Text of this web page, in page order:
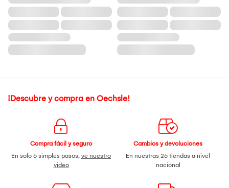
¡Descubre y compra en Oechsle!
Compra fácil y seguro
En solo 6 simples pasos, ve nuestro
video
Cambios y devoluciones
En nuestras 26 tiendas a nivel
nacional